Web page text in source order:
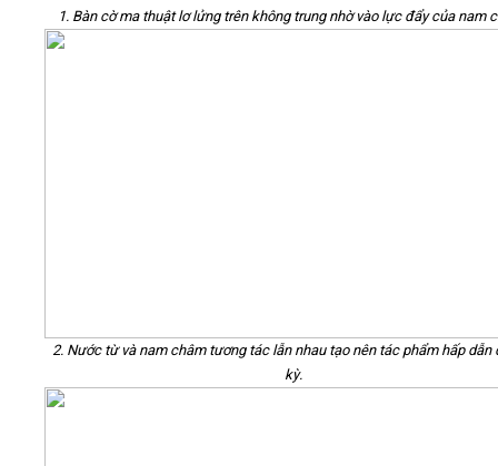
1. Bàn cờ ma thuật lơ lửng trên không trung nhờ vào lực đẩy của nam
2. Nước từ và nam châm tương tác lẫn nhau tạo nên tác phẩm hấp dẫn
kỳ.